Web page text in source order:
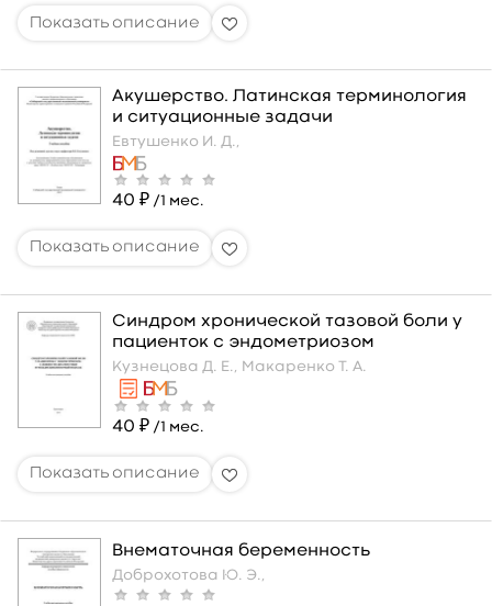
Акушерство. Латинская терминология
и ситуационные задачи
Евтушенко И. Д.,
40 ₽ /1 мес.
Синдром хронической тазовой боли у
пациенток с эндометриозом
Кузнецова Д. Е., Макаренко Т. А.
40 ₽ /1 мес.
Внематочная беременность
Доброхотова Ю. Э.,